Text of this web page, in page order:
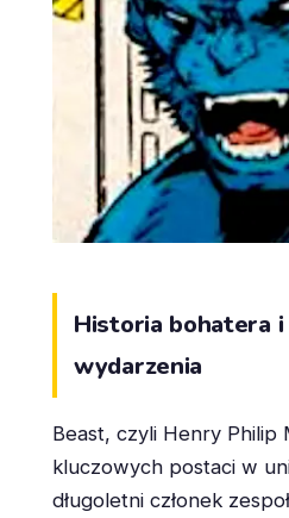
Historia bohatera i
wydarzenia
Beast, czyli Henry Philip
kluczowych postaci w
długoletni członek